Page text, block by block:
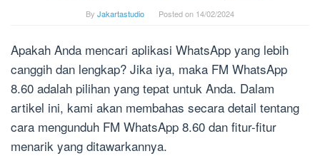
By Jakartastudio Posted on 14/02/2024
Apakah Anda mencari aplikasi WhatsApp yang lebih
canggih dan lengkap? Jika iya, maka FM WhatsApp
8.60 adalah pilihan yang tepat untuk Anda. Dalam
artikel ini, kami akan membahas secara detail tentang
cara mengunduh FM WhatsApp 8.60 dan fitur-fitur
menarik yang ditawarkannya.